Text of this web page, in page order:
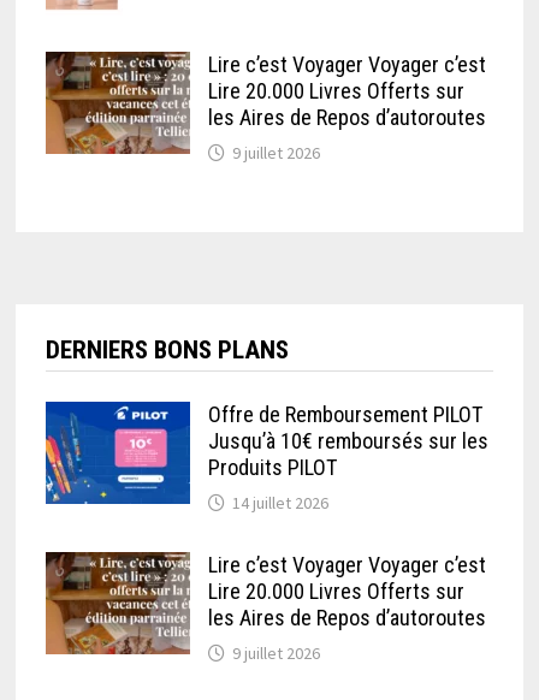
Lire c’est Voyager Voyager c’est
Lire 20.000 Livres Offerts sur
les Aires de Repos d’autoroutes
9 juillet 2026
DERNIERS BONS PLANS
Offre de Remboursement PILOT
Jusqu’à 10€ remboursés sur les
Produits PILOT
14 juillet 2026
Lire c’est Voyager Voyager c’est
Lire 20.000 Livres Offerts sur
les Aires de Repos d’autoroutes
9 juillet 2026